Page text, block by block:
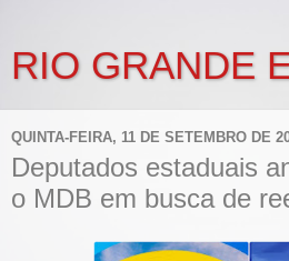
RIO GRANDE
QUINTA-FEIRA, 11 DE SETEMBRO DE
Deputados estaduais
o MDB em busca de